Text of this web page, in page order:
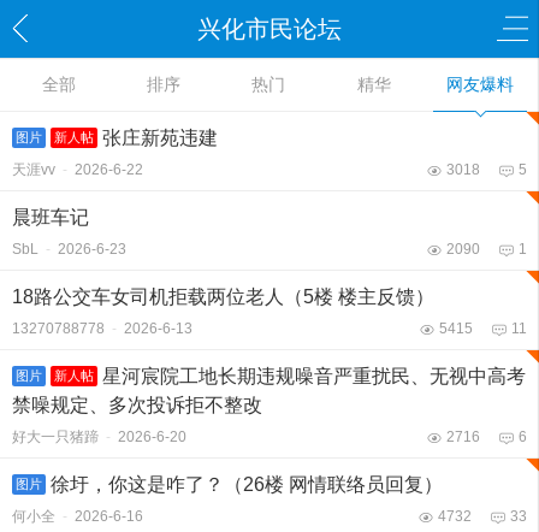
兴化市民论坛
全部 排序 热门 精华 网友爆料
图片 新人帖 张庄新苑违建
天涯vv - 2026-6-22 5
3018
晨班车记
SbL - 2026-6-23 1
2090
18路公交车女司机拒载两位老人（5楼 楼主反馈）
13270788778 - 2026-6-13 11
5415
图片 新人帖 星河宸院工地长期违规噪音严重扰民、无视中高考
禁噪规定、多次投诉拒不整改
好大一只猪蹄 - 2026-6-20 6
2716
图片 徐圩，你这是咋了？（26楼 网情联络员回复）
何小全 - 2026-6-16 33
4732